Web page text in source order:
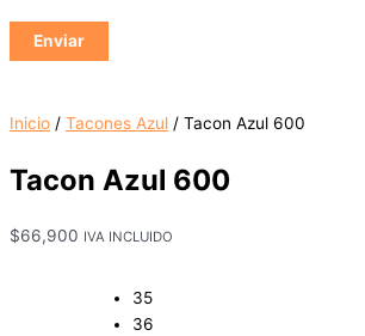
Inicio / Tacones Azul / Tacon Azul 600
Tacon Azul 600
$66,900 IVA INCLUIDO
35
36